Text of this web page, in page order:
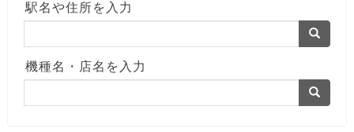
駅名や住所を入力
機種名・店名を入力